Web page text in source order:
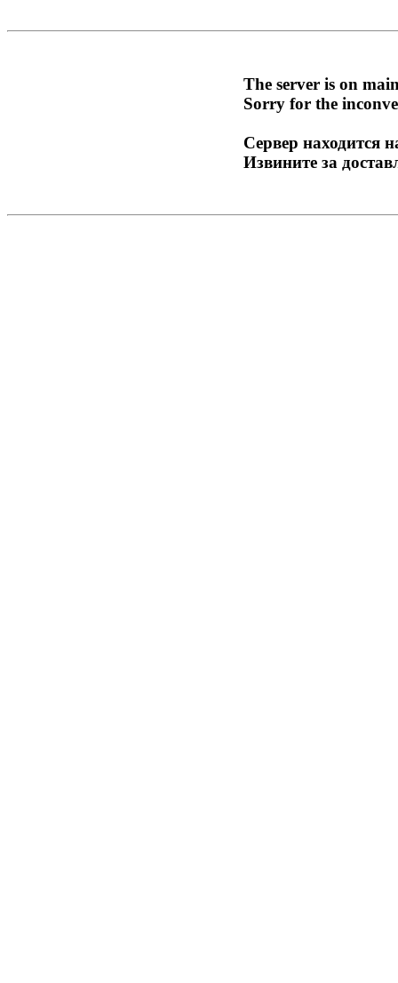
The server is on
Sorry for the
Сервер находится
Извините за